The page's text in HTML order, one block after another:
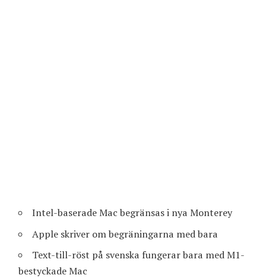
Intel-baserade Mac begränsas i nya Monterey
Apple skriver om begräningarna med bara
Text-till-röst på svenska fungerar bara med M1-
bestyckade Mac